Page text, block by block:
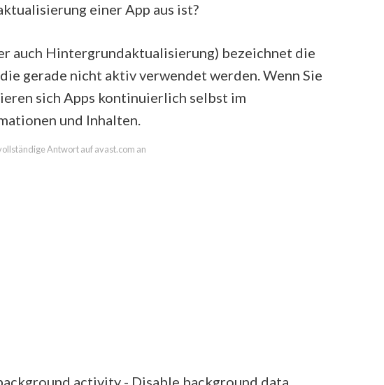
einer App aus ist?
auch Hintergrundaktualisierung) bezeichnet die
gerade nicht aktiv verwendet werden. Wenn Sie
sich Apps kontinuierlich selbst im
und Inhalten.
Antwort auf avast.com an
activity - Disable background data